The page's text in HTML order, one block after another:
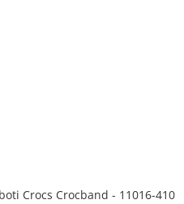
Crocs Crocband - 11016-410